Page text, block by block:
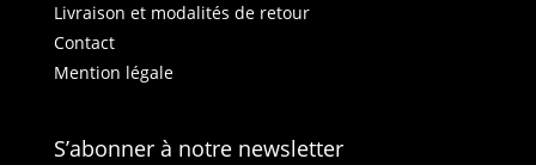
Livraison et modalités de retour
Contact
Mention légale
S’abonner à notre newsletter